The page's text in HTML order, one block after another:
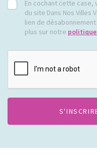
RGPDEn cochant cette
du site Dans Nos Villes
lien de
plus sur notre